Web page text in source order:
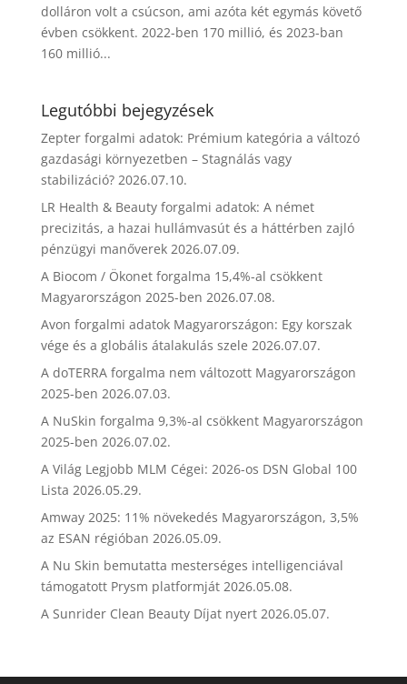
dolláron volt a csúcson, ami azóta két egymás követő
évben csökkent. 2022-ben 170 millió, és 2023-ban
160 millió...
Legutóbbi bejegyzések
Zepter forgalmi adatok: Prémium kategória a változó
gazdasági környezetben – Stagnálás vagy
stabilizáció? 2026.07.10.
LR Health & Beauty forgalmi adatok: A német
precizitás, a hazai hullámvasút és a háttérben zajló
pénzügyi manőverek 2026.07.09.
A Biocom / Ökonet forgalma 15,4%-al csökkent
Magyarországon 2025-ben 2026.07.08.
Avon forgalmi adatok Magyarországon: Egy korszak
vége és a globális átalakulás szele 2026.07.07.
A doTERRA forgalma nem változott Magyarországon
2025-ben 2026.07.03.
A NuSkin forgalma 9,3%-al csökkent Magyarországon
2025-ben 2026.07.02.
A Világ Legjobb MLM Cégei: 2026-os DSN Global 100
Lista 2026.05.29.
Amway 2025: 11% növekedés Magyarországon, 3,5%
az ESAN régióban 2026.05.09.
A Nu Skin bemutatta mesterséges intelligenciával
támogatott Prysm platformját 2026.05.08.
A Sunrider Clean Beauty Díjat nyert 2026.05.07.